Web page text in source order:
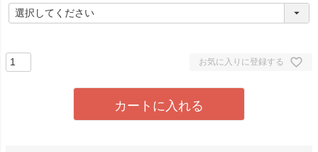
(
必
お気に入りに登録する
カートに入れる